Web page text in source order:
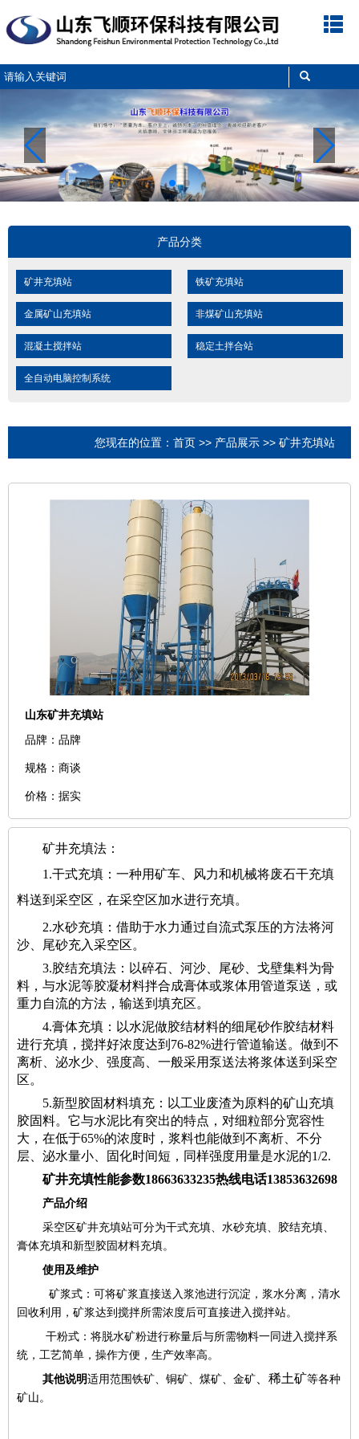
站
首
司
简
品
展
闻
中
程
案
决
方
业
文
系
我
产品分类
矿井充填站 铁矿充填站
金属矿山充填站 非煤矿山充填站
混凝土搅拌站 稳定土拌合站
全自动电脑控制系统
您现在的位置： 首页 >> 产品展示 >> 矿井充填站
山东矿井充填站
品牌：品牌
规格：商谈
价格：据实
矿井充填法：
1.干式充填：一种用矿车、风力和机械将废石干充填
料送到采空区，在采空区加水进行充填。
2.水砂充填：借助于水力通过自流式泵压的方法将河
沙、尾砂充入采空区。
3.胶结充填法：以碎石、河沙、尾砂、戈壁集料为骨
料，与水泥等胶凝材料拌合成膏体或浆体用管道泵送，或
重力自流的方法，输送到填充区。
4.膏体充填：以水泥做胶结材料的细尾砂作胶结材料
进行充填，搅拌好浓度达到76-82%进行管道输送。做到不
离析、泌水少、强度高、一般采用泵送法将浆体送到采空
区。
5.新型胶固材料填充：以工业废渣为原料的矿山充填
胶固料。它与水泥比有突出的特点，对细粒部分宽容性
大，在低于65%的浓度时，浆料也能做到不离析、不分
层、泌水量小、固化时间短，同样强度用量是水泥的1/2.
矿井充填性能参数18663633235热线电话13853632698
产品介绍
采空区矿井充填站可分为干式充填、水砂充填、胶结充填、
膏体充填和新型胶固材料充填。
使用及维护
矿浆式：可将矿浆直接送入浆池进行沉淀，浆水分离，清水
回收利用，矿浆达到搅拌所需浓度后可直接进入搅拌站。
干粉式：将脱水矿粉进行称量后与所需物料一同进入搅拌系
统，工艺简单，操作方便，生产效率高。
其他说明适用范围铁矿、铜矿、煤矿、金矿 、稀土矿等各种
矿山。